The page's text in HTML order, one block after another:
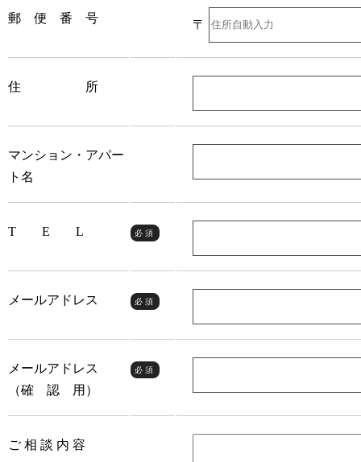
郵 便 番 号 〒
住 所
マンション・アパー
ト名
T E L 必須
メールアドレス 必須
メールアドレス
（確 認 用）
必須
ご 相 談 内 容